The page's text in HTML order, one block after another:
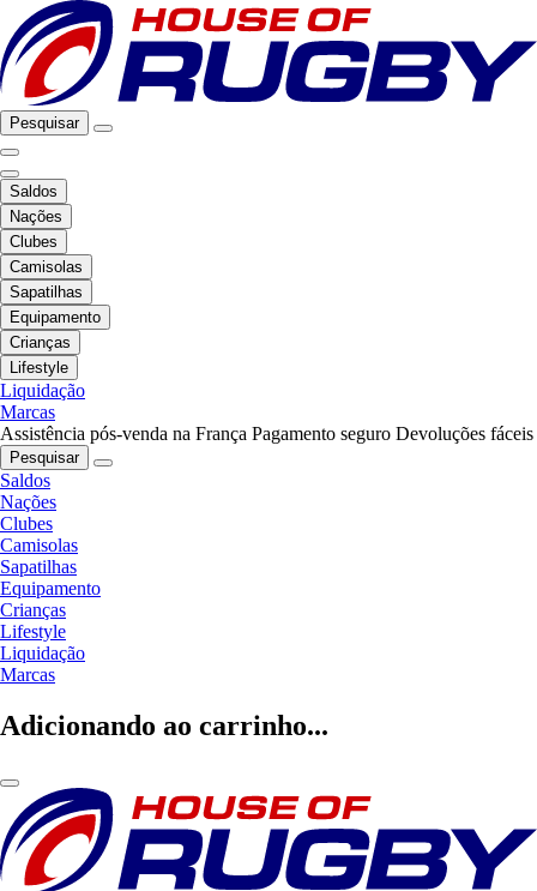
Pesquisar
Saldos
Nações
Clubes
Camisolas
Sapatilhas
Equipamento
Crianças
Lifestyle
Liquidação
Marcas
Assistência pós-venda na França Pagamento seguro Devoluções fáceis
Pesquisar
Saldos
Nações
Clubes
Camisolas
Sapatilhas
Equipamento
Crianças
Lifestyle
Liquidação
Marcas
Adicionando ao carrinho...